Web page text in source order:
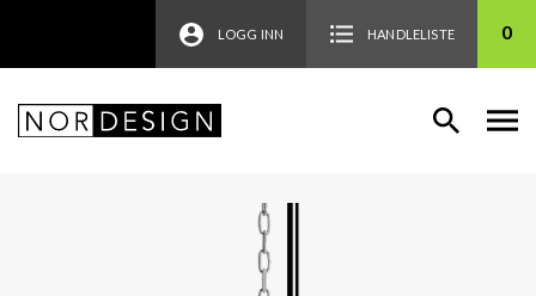
LOGG INN HANDLELISTE 0